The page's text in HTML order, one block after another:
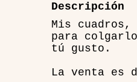
Descripción
Mis
para
tú gusto.
La venta es